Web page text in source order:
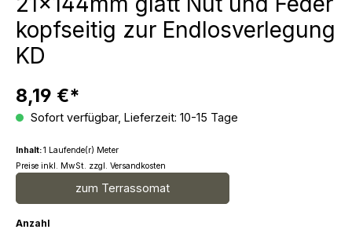
kopfseitig zur Endlosverlegung
KD
8,19 €*
Sofort verfügbar, Lieferzeit: 10-15 Tage
Inhalt:1 Laufende(r) Meter
Preise inkl. MwSt. zzgl. Versandkosten
zum Terrassomat
Anzahl